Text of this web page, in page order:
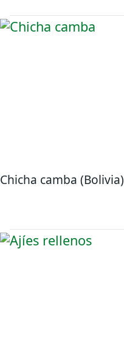
Chicha camba (Bolivia)